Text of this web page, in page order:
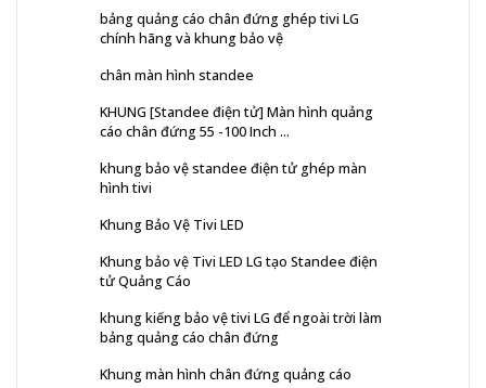
bảng quảng cáo chân đứng ghép tivi LG
chính hãng và khung bảo vệ
chân màn hình standee
KHUNG [Standee điện tử] Màn hình quảng
cáo chân đứng 55 -100 Inch ...
khung bảo vệ standee điện tử ghép màn
hình tivi
Khung Bảo Vệ Tivi LED
Khung bảo vệ Tivi LED LG tạo Standee điện
tử Quảng Cáo
khung kiếng bảo vệ tivi LG để ngoài trời làm
bảng quảng cáo chân đứng
Khung màn hình chân đứng quảng cáo